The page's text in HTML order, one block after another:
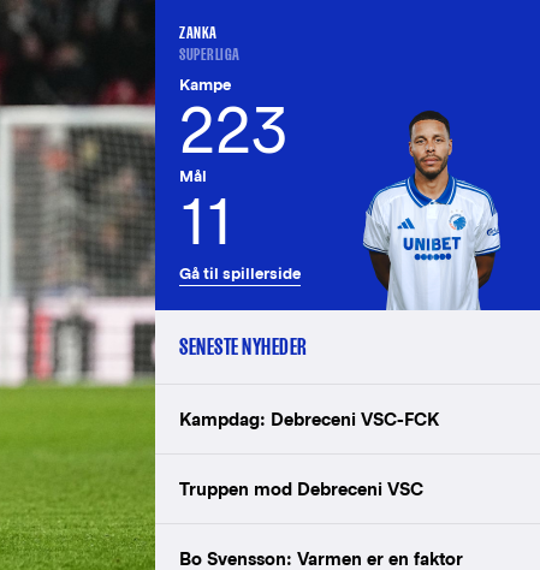
ZANKA
SUPERLIGA
Kampe
223
Mål
11
Gå til spillerside
SENESTE NYHEDER
Kampdag: Debreceni VSC-FCK
Truppen mod Debreceni VSC
Bo Svensson: Varmen er en faktor